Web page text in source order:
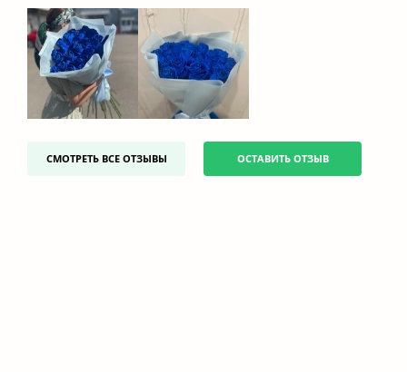
СМОТРЕТЬ ВСЕ ОТЗЫВЫ ОСТАВИТЬ ОТЗЫВ